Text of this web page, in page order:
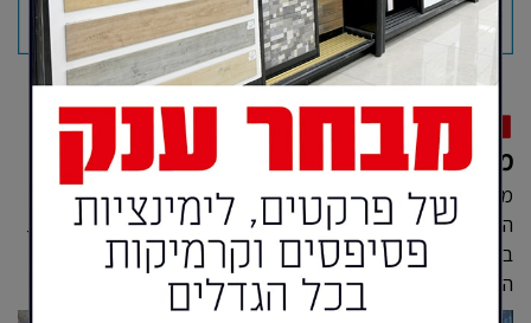
חברה
מותק - מדור החברה של אילת
מהכשרת דור חדש של קונדיטורים ומופע מוזיקלי סוחף, דרך
הקמת שלוחת סייבר חדשנית שתפתח אפשרויות תעסוקה חדשות
בעיר, ועד לתערוכת אמנות מרגשת, הצגות לילדים, חגיגות יום
הולדת, הצלחה אילתית על המסך הארצי וחילו...